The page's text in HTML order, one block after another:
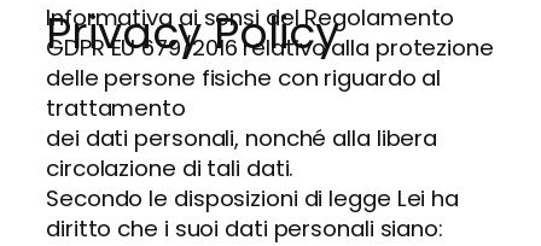
Privacy Policy
Informativa ai sensi del Regolamento
GDPR EU 679/2016 relativo alla protezione
delle persone fisiche con riguardo al
trattamento
dei dati personali, nonché alla libera
circolazione di tali dati.
Secondo le disposizioni di legge Lei ha
diritto che i suoi dati personali siano: